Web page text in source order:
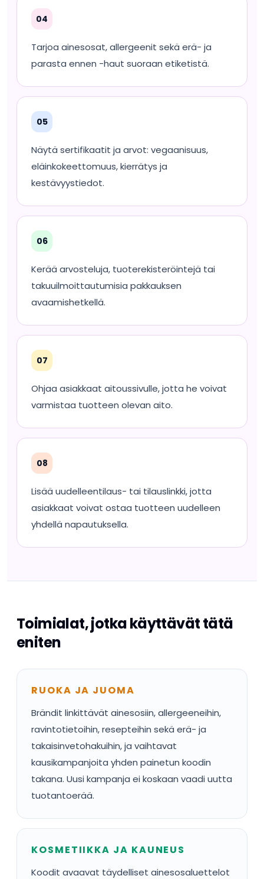
04
Tarjoa ainesosat, allergeenit sekä erä- ja
parasta ennen -haut suoraan etiketistä.
05
Näytä sertifikaatit ja arvot: vegaanisuus,
eläinkokeettomuus, kierrätys ja
kestävyystiedot.
06
Kerää arvosteluja, tuoterekisteröintejä tai
takuuilmoittautumisia pakkauksen
avaamishetkellä.
07
Ohjaa asiakkaat aitoussivulle, jotta he voivat
varmistaa tuotteen olevan aito.
08
Lisää uudelleentilaus- tai tilauslinkki, jotta
asiakkaat voivat ostaa tuotteen uudelleen
yhdellä napautuksella.
Toimialat, jotka käyttävät tätä
eniten
RUOKA JA JUOMA
Brändit linkittävät ainesosiin, allergeeneihin,
ravintotietoihin, resepteihin sekä erä- ja
takaisinvetohakuihin, ja vaihtavat
kausikampanjoita yhden painetun koodin
takana. Uusi kampanja ei koskaan vaadi uutta
tuotantoerää.
KOSMETIIKKA JA KAUNEUS
Koodit avaavat täydelliset ainesosaluettelot